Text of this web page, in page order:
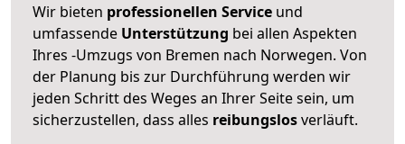
Wir bieten professionellen Service und
umfassende Unterstützung bei allen Aspekten
Ihres -Umzugs von Bremen nach Norwegen. Von
der Planung bis zur Durchführung werden wir
jeden Schritt des Weges an Ihrer Seite sein, um
sicherzustellen, dass alles reibungslosverläuft.